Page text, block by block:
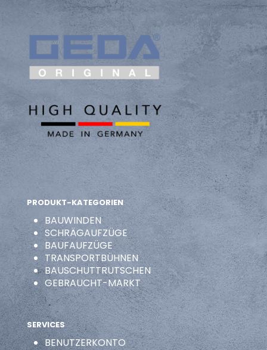
PRODUKT-KATEGORIEN
BAUWINDEN
SCHRÄGAUFZÜGE
BAUFAUFZÜGE
TRANSPORTBÜHNEN
BAUSCHUTTRUTSCHEN
GEBRAUCHT-MARKT
SERVICES
BENUTZERKONTO